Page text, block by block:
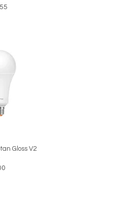
ยลด
Gloss V2
ายลด